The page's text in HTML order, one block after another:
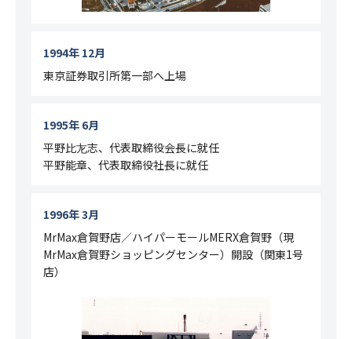
1994年 12月
東京証券取引所第一部へ上場
1995年 6月
平野比㔫志、代表取締役会長に就任
平野能章、代表取締役社長に就任
1996年 3月
MrMax倉賀野店／ハイパーモールMERX倉賀野（現
MrMax倉賀野ショッピングセンター）開設（関東1号
店）